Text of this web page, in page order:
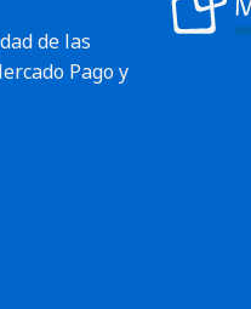
de las
Pago y